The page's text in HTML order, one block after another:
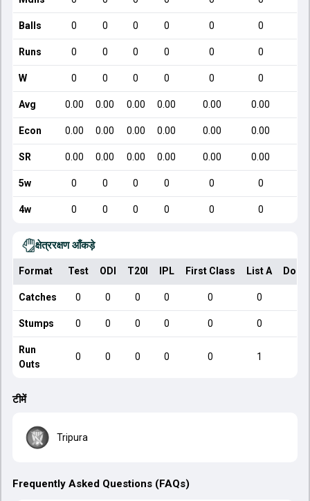
Balls 0 0 0 0 0 0
Runs 0 0 0 0 0 0
W 0 0 0 0 0 0
Avg 0.00 0.00 0.00 0.00 0.00 0.00
Econ 0.00 0.00 0.00 0.00 0.00 0.00
SR 0.00 0.00 0.00 0.00 0.00 0.00
5w 0 0 0 0 0 0
4w 0 0 0 0 0 0
क्षेत्ररक्षण आँकड़े
Format Test ODI T20I IPL First Class List A
Catches 0 0 0 0 0 0
Stumps 0 0 0 0 0 0
Run
Outs
0 0 0 0 0 1
टीमें
Tripura
Frequently Asked Questions (FAQs)